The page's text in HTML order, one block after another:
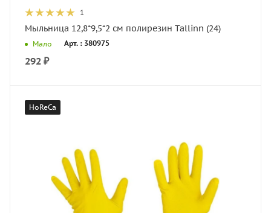
1
Мыльница 12,8*9,5*2 см полирезин Tallinn (24)
Мало Арт. : 380975
292 ₽
HoReCa